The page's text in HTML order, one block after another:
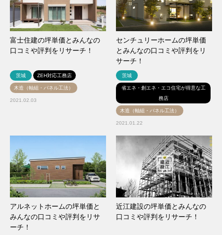
富士住建の坪単価とみんなの
口コミや評判をリサーチ！
茨城 ZEH対応工務店
木造（軸組・パネル工法）
2021.02.03
センチュリーホームの坪単価
とみんなの口コミや評判をリ
サーチ！
茨城
省エネ・創エネ・エコ住宅が得意な工
務店
木造（軸組・パネル工法）
2021.01.22
アルネットホームの坪単価と
みんなの口コミや評判をリサ
ーチ！
近江建設の坪単価とみんなの
口コミや評判をリサーチ！